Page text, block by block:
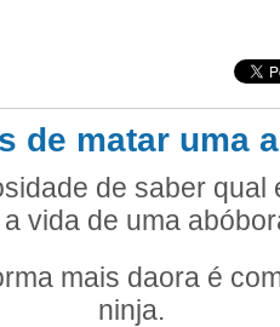
de matar uma
de saber qual
vida de uma
mais daora é
ninja.